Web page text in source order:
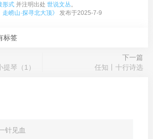
形式 并注明出处 世说文丛。
走崂山·探寻北大顶》 发布于2025-7-9
标签
琴（1）
下一篇
任知丨十行诗选